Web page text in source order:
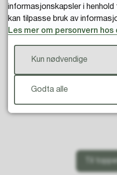
informasjonskapsler i
kan tilpasse bruk av
Les mer om personvern hos
Kun nødvendige
Godta alle